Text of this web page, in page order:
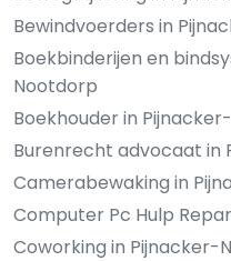
Bewindvoerders in
Boekbinderijen en
Nootdorp
Boekhouder in
Burenrecht advocaat in
Camerabewaking in
Computer Pc Hulp
Coworking in Pijnacker-